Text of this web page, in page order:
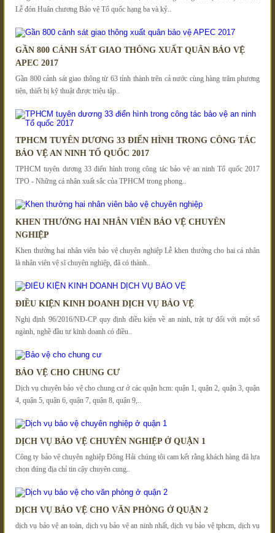
Lễ đón Huân chương Bảo vệ Tổ quốc hạng ba và kỷ..
GẦN 800 CẢNH SÁT GIAO THÔNG XUẤT QUÂN BẢO VỆ
APEC 2017
Gần 800 cảnh sát giao thông từ 63 tỉnh thành trên cả nước cùng hàng trăm phương
tiện, thiết bị kỹ thuật được triệu tập..
TPHCM TUYÊN DƯƠNG 33 ĐIỂN HÌNH TRONG CÔNG TÁC
BẢO VỆ AN NINH TỔ QUỐC 2017
TPHCM tuyên dương 33 điển hình trong công tác bảo vệ an ninh Tổ quốc 2017
TPO - Những cá nhân xuất sắc của TPHCM trong phong..
KHEN THƯỞNG HAI NHÂN VIÊN BẢO VỆ CHUYÊN
NGHIỆP
Khen thưởng hai nhân viên bảo vệ chuyên nghiệp Lễ khen thưởng cho hai cá nhân
là nhân viên vệ sĩ chuyên nghiệp, đã có thành..
ĐIỀU KIỆN KINH DOANH DỊCH VỤ BẢO VỆ
Nghị định 96/2016/NĐ-CP quy định điều kiện về an ninh, trật tự đối với một số
ngành, nghề đầu tư kinh doanh có điều..
BẢO VỆ CHO CHUNG CƯ
Dịch vụ chuyên bảo vệ cho chung cư ở các quận hcm: quận 1, quận 2, quận 3, quận
4, quận 5, quận 6, quận 7, quận 8, quận 9,..
DỊCH VỤ BẢO VỆ CHUYÊN NGHIỆP Ở QUẬN 1
Công ty bảo vệ chuyên nghiệp Đông Hải chúng tôi cam kết rằng khách hàng đã lựa
chọn đúng địa chỉ tin cậy chuyên cung..
DỊCH VỤ BẢO VỆ CHO VĂN PHÒNG Ở QUẬN 2
dịch vụ bảo vệ an toàn, dịch vụ bảo vệ an ninh nhất, dịch vụ bảo vệ tphcm, dịch vụ